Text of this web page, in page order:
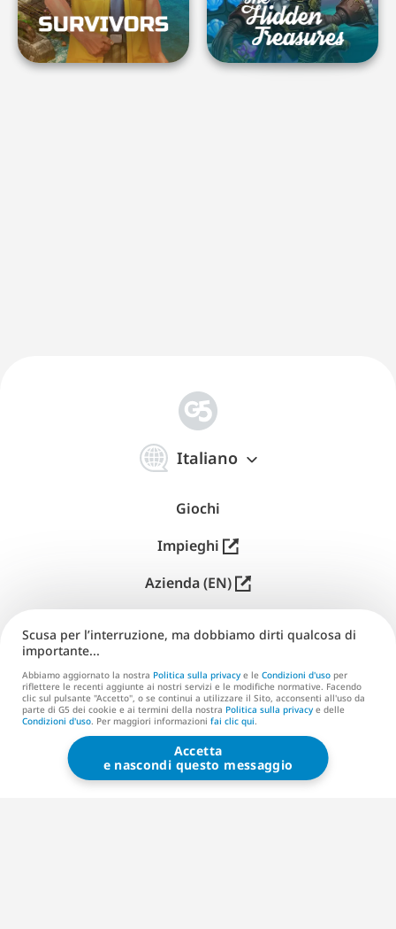
Italiano
体
中
Giochi
Impieghi
Azienda (EN)
Contatti (EN)
G5 ENTERTAINMENT ®
© 2026 G5 Entertainment AB
Scusa per l’interruzione, ma dobbiamo dirti qualcosa di
importante...
Abbiamo aggiornato la nostra Politica sulla privacy e le Condizioni d'uso per
riflettere le recenti aggiunte ai nostri servizi e le modifiche normative. Facendo
clic sul pulsante "Accetto", o se continui a utilizzare il Sito, acconsenti all'uso da
parte di G5 dei cookie e ai termini della nostra Politica sulla privacy e delle
Condizioni d'uso. Per maggiori informazioni fai clic qui.
Accetta
e nascondi questo messaggio